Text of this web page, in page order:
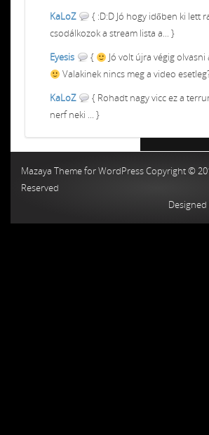
KaLoZ
{ :D:D Jó hogy időben ki lett
csodálkozok a stream lista a... }
Eyesis
{
Jó volt újra végig
Valakinek nincs meg a video
KaLoZ
{ Rohadt nagy vicc ez a
nerf neki ... }
Mazaya Theme for WordPress Copyright ©
Reserved
Designed